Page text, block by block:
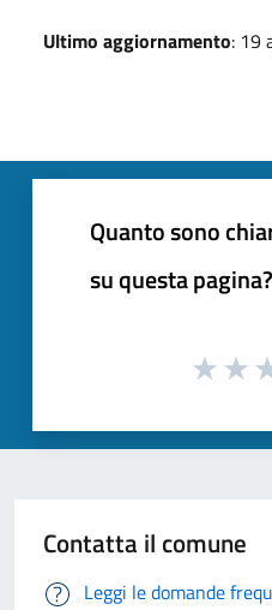
Ultimo aggiornamento: 19
Quanto sono
su questa pagina?
Contatta il comune
Leggi le domande